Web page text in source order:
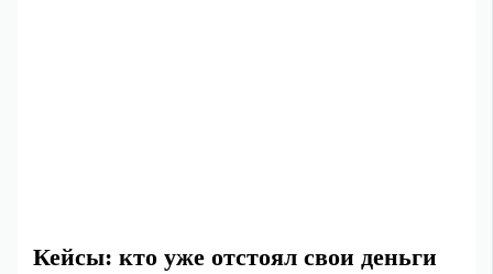
Кейсы: кто уже отстоял свои деньги